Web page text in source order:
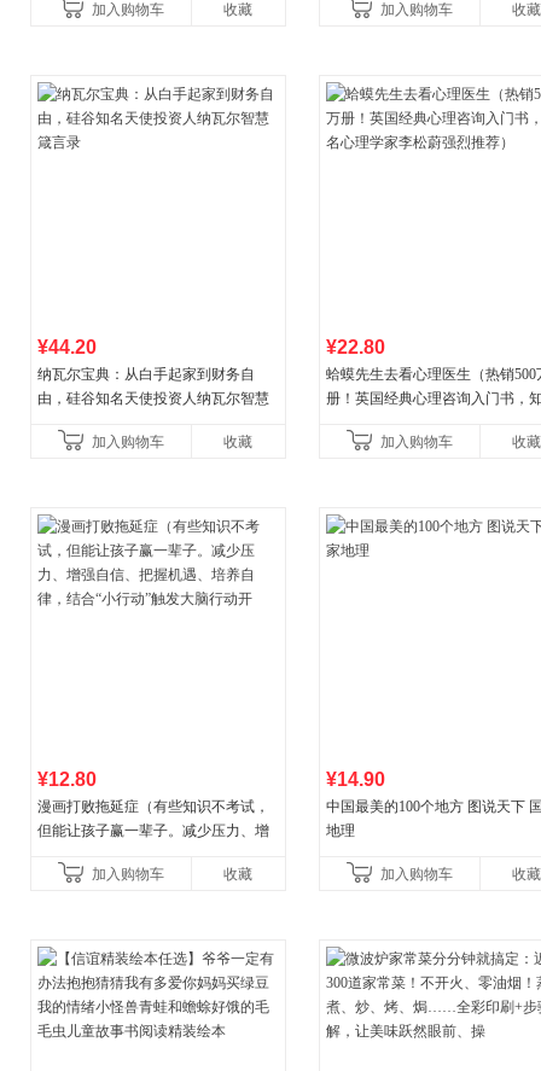
菘、张军、周黎安、王烁联
加入购物车 收藏
养好品质，发现快
加入购物车 收藏
¥44.20
纳瓦尔宝典：从白手起家到财务自
由，硅谷知名天使投资人纳瓦尔智慧
加入购物车
收藏
¥22.80
蛤蟆先生去看心理医生（热销500
册！英国经典心理咨询入门书，
加入购物车
收藏
¥12.80
漫画打败拖延症（有些知识不考试，
但能让孩子赢一辈子。减少压力、增
合“小行动”触发大脑行动开
加入购物车 收藏
¥14.90
中国最美的100个地方 图说天下
地理
加入购物车 收藏